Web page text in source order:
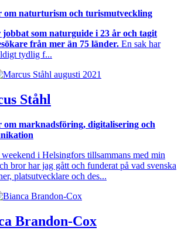
om naturturism och turismutveckling
jobbat som naturguide i 23 år och tagit
från mer än 75 länder. En sak har
tydlig f...
Ståhl
om marknadsföring, digitalisering och
i Helsingfors tillsammans med min
bror har jag gått och funderat på vad svenska
platsutvecklare och des...
Brandon-Cox